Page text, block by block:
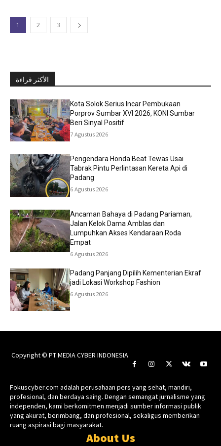
1 2 3
الأكثر قراءة
Kota Solok Serius Incar Pembukaan
Porprov Sumbar XVI 2026, KONI Sumbar
Beri Sinyal Positif
7 Agustus 2026
Pengendara Honda Beat Tewas Usai
Tabrak Pintu Perlintasan Kereta Api di
Padang
6 Agustus 2026
Ancaman Bahaya di Padang Pariaman,
Jalan Kelok Dama Amblas dan
Lumpuhkan Akses Kendaraan Roda
Empat
6 Agustus 2026
Padang Panjang Dipilih Kementerian Ekraf
jadi Lokasi Workshop Fashion
6 Agustus 2026
Copyright © PT MEDIA CYBER INDONESIA
Fokuscyber.com adalah perusahaan pers yang sehat, mandiri,
profesional, dan berdaya saing. Dengan semangat jurnalisme yang
independen, kami berkomitmen menjadi sumber informasi publik
yang akurat, berimbang, dan profesional, sekaligus memberikan
ruang aspirasi bagi masyarakat.
About Us